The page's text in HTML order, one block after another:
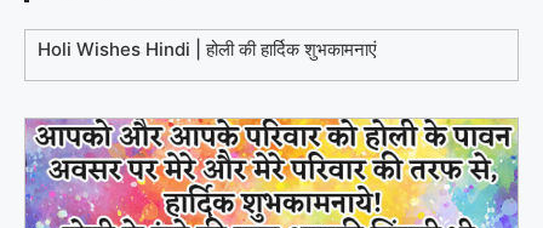
Holi Wishes Hindi | होली की हार्दिक शुभकामनाएं